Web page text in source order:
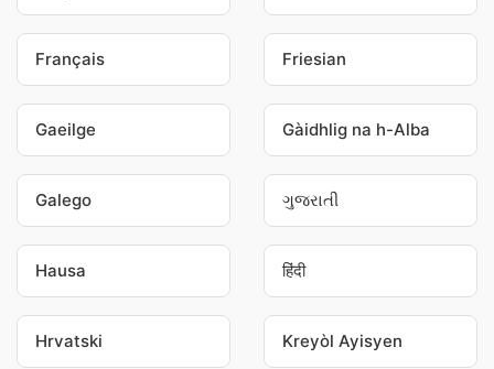
Français Friesian
Gaeilge Gàidhlig na h-Alba
Galego ગુજરાતી
Hausa हिंदी
Hrvatski Kreyòl Ayisyen